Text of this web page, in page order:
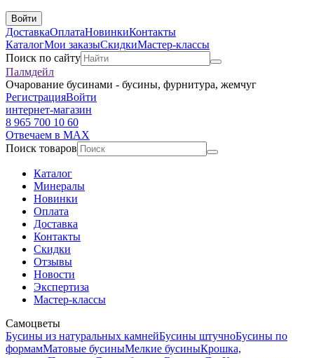
Войти
ДоставкаОплатаНовинкиКонтакты
КаталогМои заказыСкидкиМастер-классы
Поиск по сайту
Палмдейл
Очарование бусинами - бусины, фурнитура, жемчуг
РегистрацияВойти
интернет-магазин
8 965 700 10 60
Отвечаем в MAX
Поиск товаров
Каталог
Минералы
Новинки
Оплата
Доставка
Контакты
Скидки
Отзывы
Новости
Экспертиза
Мастер-классы
Самоцветы
Бусины из натуральных камнейБусины штучноБусины по
формамМатовые бусиныМелкие бусиныКрошка,